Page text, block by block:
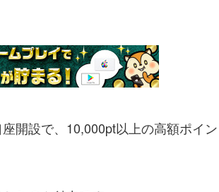
開設で、10,000pt以上の高額ポイン